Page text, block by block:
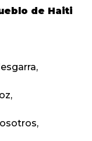
de Haiti